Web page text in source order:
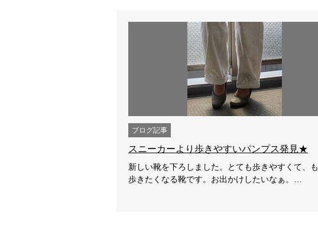
ブログ記事
スニーカーより歩きやすいパンプス発見★
新しい靴を下ろしました。とても歩きやすくて、
歩きたくなる靴です。お出かけしたいなぁ。…